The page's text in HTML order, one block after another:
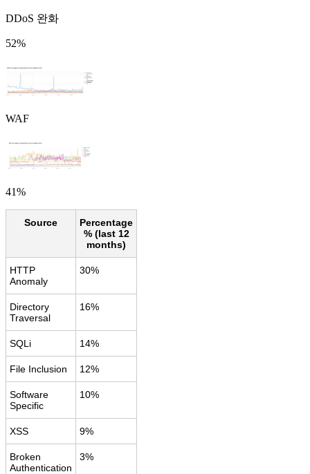
DDoS 완화
52%
WAF
41%
Source
Percentage
% (last 12
months)
HTTP
Anomaly
30%
Directory
Traversal
16%
SQLi 14%
File Inclusion 12%
Software
Specific
10%
XSS 9%
Broken
Authentication
3%